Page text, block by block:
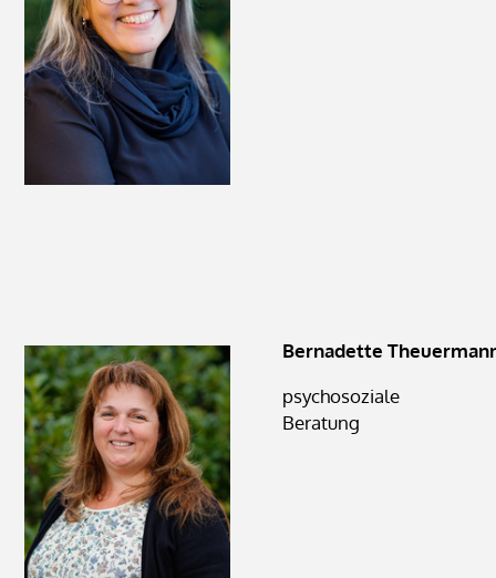
Bernadette
psychosoziale
Beratung